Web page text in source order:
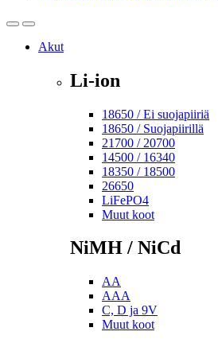
OpenClose
Akut
Li-ion
18650 / Ei suojapiiriä
18650 / Suojapiirillä
21700 / 20700
14500 / 16340
18350 / 18500
26650
LiFePO4
Muut koot
NiMH / NiCd
AA
AAA
C, D ja 9V
Muut koot